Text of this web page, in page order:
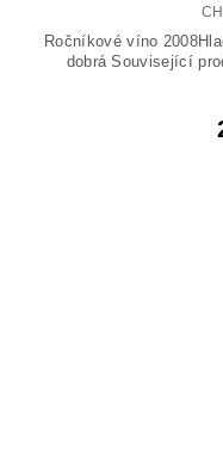
Ročníkové víno
dobrá Související